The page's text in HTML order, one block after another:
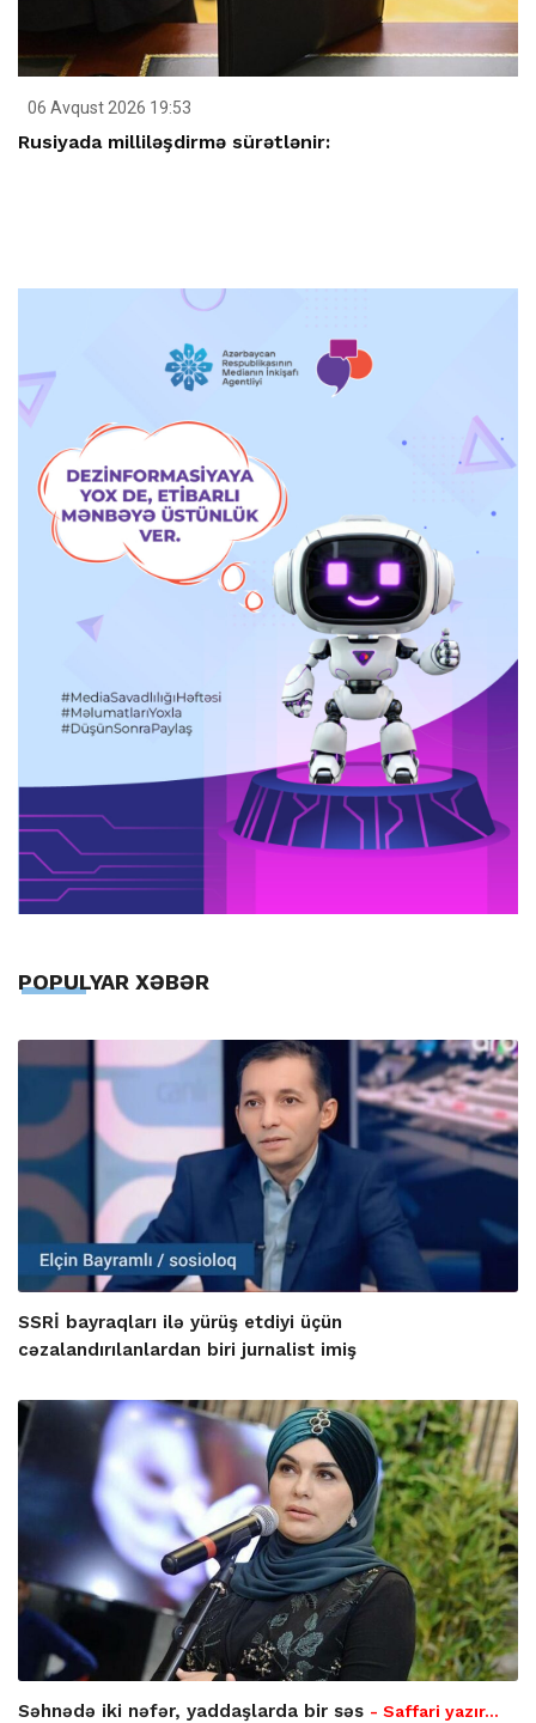
06 Avqust 2026 19:53
Rusiyada milliləşdirmə sürətlənir:
POPULYAR XƏBƏR
SSRİ bayraqları ilə yürüş etdiyi üçün
cəzalandırılanlardan biri jurnalist imiş
Səhnədə iki nəfər, yaddaşlarda bir səs - Saffari yazır…